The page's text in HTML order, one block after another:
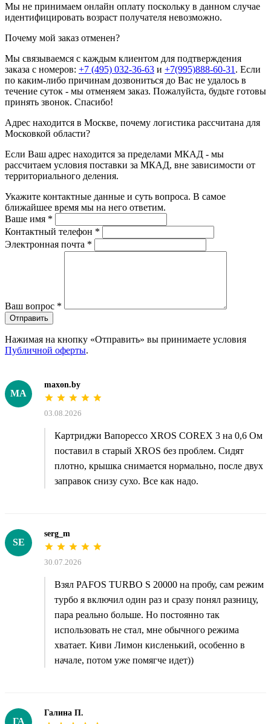
Мы не принимаем онлайн оплату поскольку в данном случае
идентифицировать возраст получателя невозможно.
Почему мой заказ отменен?
Мы связываемся с каждым клиентом для подтверждения
заказа с номеров: +7 (495) 032-36-63 и +7(995)888-60-31 . Если
по каким-либо причинам дозвониться до Вас не удалось в
течение суток - мы отменяем заказ. Пожалуйста, будьте готовы
принять звонок. Спасибо!
Адрес находится в Москве, почему логистика рассчитана для
Московкой области?
Если Ваш адрес находится за пределами МКАД - мы
рассчитаем условия поставки за МКАД, вне зависимости от
территориального деления.
Укажите контактные данные и суть вопроса. В самое
ближайшее время мы на него ответим.
Ваше имя *
Контактный телефон *
Электронная почта *
Ваш вопрос *
Отправить
Нажимая на кнопку «Отправить» вы принимаете условия
Публичной оферты.
MA
maxon.by
03.08.2026
Картриджи Вапорессо XROS COREX 3 на 0,6 Ом
поставил в старый XROS без проблем. Сидят
плотно, крышка снимается нормально, после двух
заправок снизу сухо. Все как надо.
SE
serg_m
30.07.2026
Взял PAFOS TURBO S 20000 на пробу, сам режим
турбо я включил один раз и сразу понял разницу,
пара реально больше. Но постоянно так
использовать не стал, мне обычного режима
хватает. Киви Лимон кисленький, особенно в
начале, потом уже помягче идет))
ГА
Галина П.